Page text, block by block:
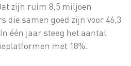
zijn ruim 8,5 miljoen
die samen goed zijn voor 46,3
één jaar steeg het aantal
met 18%.